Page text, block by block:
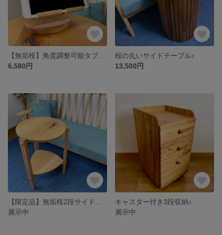
6,580円
桜の丸いサイドテーブル♪
13,500円
展示中
キャスター付き3段収納♪
展示中